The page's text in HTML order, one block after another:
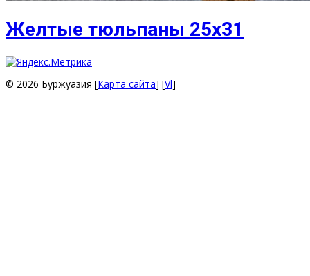
Желтые тюльпаны 25х31
© 2026 Буржуазия [Карта сайта] [Vl]